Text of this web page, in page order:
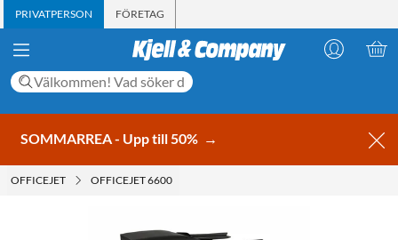
PRIVATPERSON FÖRETAG
SOMMARREA - Upp till 50% →
OFFICEJET OFFICEJET 6600